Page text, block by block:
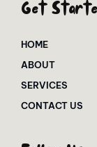
Get
HOME
ABOUT
SERVICES
CONTACT US